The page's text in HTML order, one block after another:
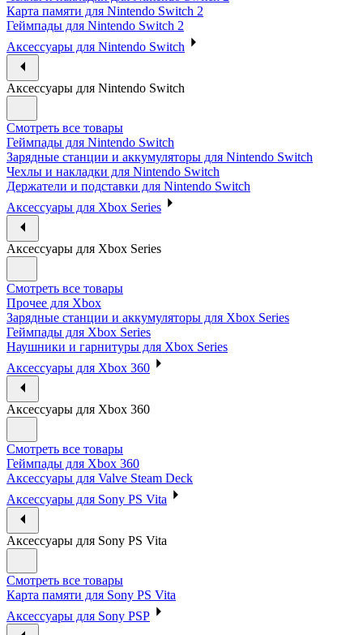
Карта памяти для Nintendo Switch 2
Геймпады для Nintendo Switch 2
Аксессуары для Nintendo Switch
Аксессуары для Nintendo Switch
Смотреть все товары
Геймпады для Nintendo Switch
Зарядные станции и аккумуляторы для Nintendo Switch
Чехлы и накладки для Nintendo Switch
Держатели и подставки для Nintendo Switch
Аксессуары для Xbox Series
Аксессуары для Xbox Series
Смотреть все товары
Прочее для Xbox
Зарядные станции и аккумуляторы для Xbox Series
Геймпады для Xbox Series
Наушники и гарнитуры для Xbox Series
Аксессуары для Xbox 360
Аксессуары для Xbox 360
Смотреть все товары
Геймпады для Xbox 360
Аксессуары для Valve Steam Deck
Аксессуары для Sony PS Vita
Аксессуары для Sony PS Vita
Смотреть все товары
Карта памяти для Sony PS Vita
Аксессуары для Sony PSP